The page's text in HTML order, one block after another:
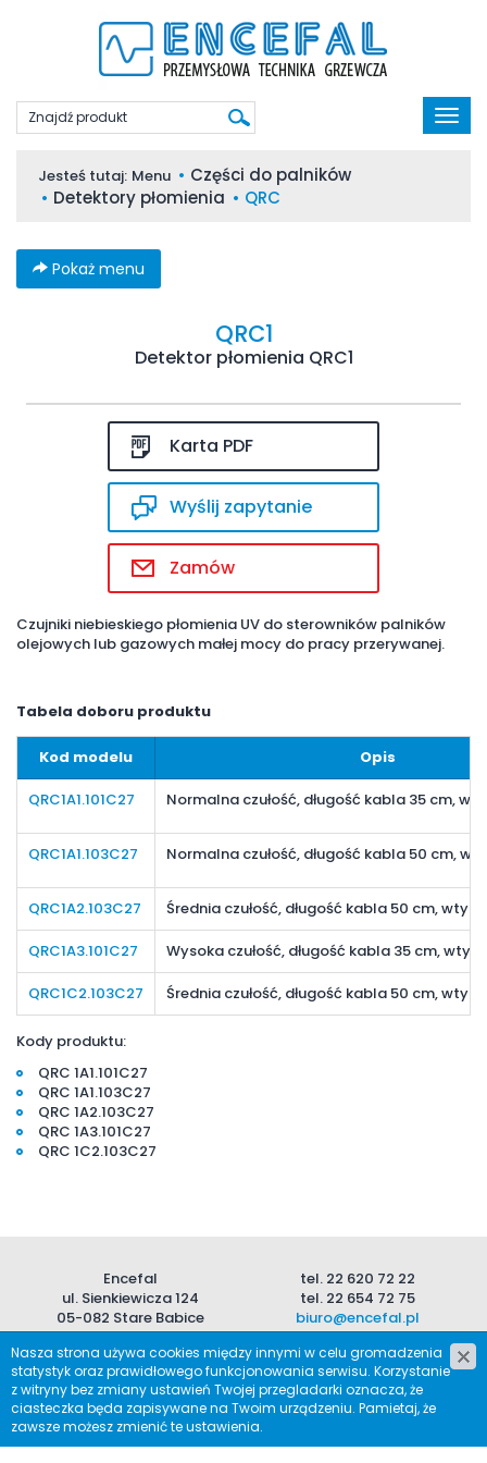
Jesteś tutaj: Menu
Części do palników
Detektory płomienia
QRC
Pokaż menu
QRC1
Detektor płomienia QRC1
Karta PDF
Wyślij zapytanie
Zamów
Czujniki niebieskiego płomienia UV do sterowników palników
olejowych lub gazowych małej mocy do pracy przerywanej.
Tabela doboru produktu
Kod modelu Opis
QRC1A1.101C27 Normalna czułość, długość kabla 35 cm,
QRC1A1.103C27 Normalna czułość, długość kabla 50 cm,
QRC1A2.103C27 Średnia czułość, długość kabla 50 cm,
QRC1A3.101C27 Wysoka czułość, długość kabla 35 cm,
QRC1C2.103C27 Średnia czułość, długość kabla 50 cm,
Kody produktu:
QRC 1A1.101C27
QRC 1A1.103C27
QRC 1A2.103C27
QRC 1A3.101C27
QRC 1C2.103C27
Encefal
ul. Sienkiewicza 124
05-082 Stare Babice
tel. 22 620 72 22
tel. 22 654 72 75
biuro@encefal.pl
Warunki korzystania
© 1990-2021 Encefal. Wszelkie prawa zastrzeżone
Projekt &cms:www.zstudio.pl
Nasza strona używa cookies między innymi w celu gromadzenia
statystyk oraz prawidłowego funkcjonowania serwisu. Korzystanie
z witryny bez zmiany ustawień Twojej przegladarki oznacza, że
ciasteczka będa zapisywane na Twoim urządzeniu. Pamietaj, że
zawsze możesz zmienić te ustawienia.